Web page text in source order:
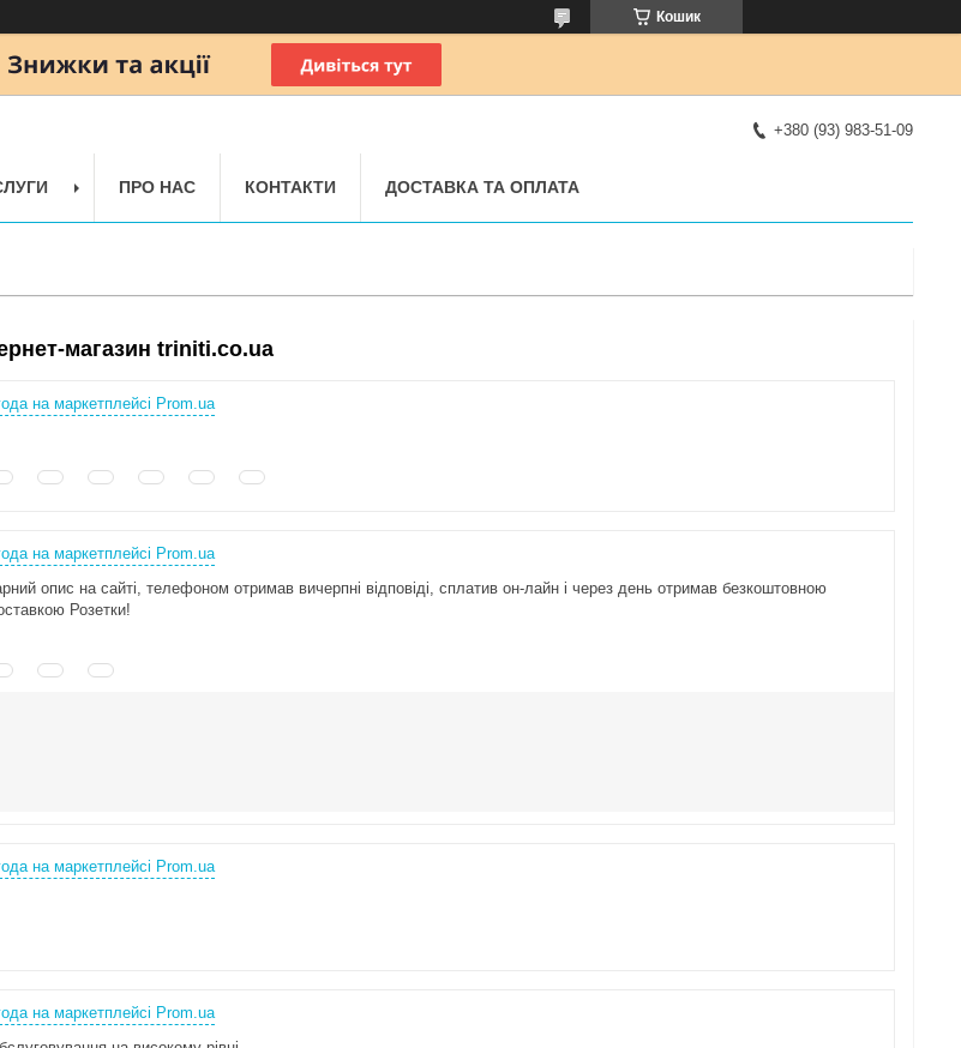
Кошик
+380 (93) 983-51-09
ПРО НАС КОНТАКТИ ДОСТАВКА ТА ОПЛАТА
магазин triniti.co.ua
на маркетплейсі Prom.ua
на маркетплейсі Prom.ua
опис на сайті, телефоном отримав вичерпні відповіді, сплатив он-лайн і через день отримав безкоштовною
Розетки!
на маркетплейсі Prom.ua
на маркетплейсі Prom.ua